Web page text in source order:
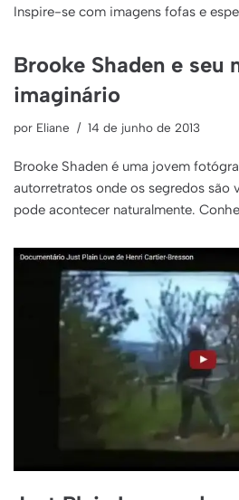
Inspire-se com imagens fofas e
Brooke Shaden e seu
imaginário
por Eliane 14 de junho de 2013
Brooke Shaden é uma jovem
autorretratos onde os segredos são
pode acontecer naturalmente.